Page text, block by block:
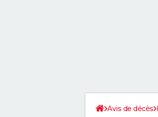
Avis de décès